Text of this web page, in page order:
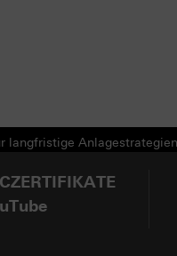
langfristige